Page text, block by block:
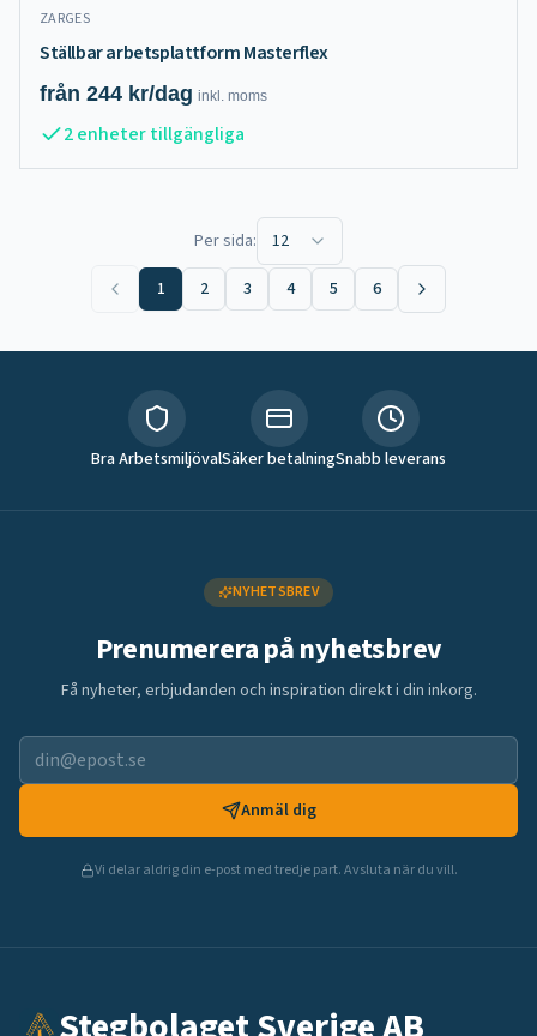
ZARGES
Ställbar arbetsplattform Masterflex
från 244 kr/dag inkl. moms
2 enheter tillgängliga
Per sida:
12
1
2 3 4 5 6
Bra ArbetsmiljövalSäker betalningSnabb leverans
NYHETSBREV
Prenumerera på nyhetsbrev
Få nyheter, erbjudanden och inspiration direkt i din inkorg.
Anmäl dig
Vi delar aldrig din e-post med tredje part. Avsluta när du vill.